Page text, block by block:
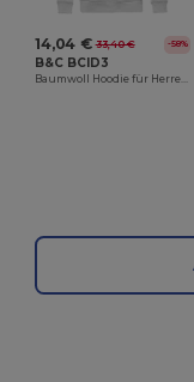
14,04 € 33,40 € -58%
B&C BCID3